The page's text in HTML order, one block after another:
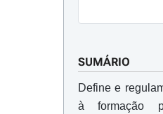
SUMÁRIO
Define e
à formação